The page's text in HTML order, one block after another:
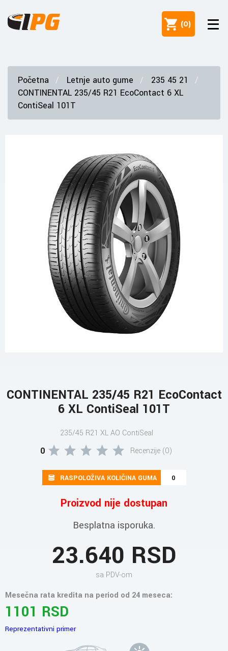
(0)
Početna Letnje auto gume
235 45 21
CONTINENTAL 235/45 R21 EcoContact 6 XL
ContiSeal 101T
CONTINENTAL 235/45 R21 EcoContact
6 XL ContiSeal 101T
235/45 R21 XL AO ContiSeal
0 Recenzije (0)
RASPOLOŽIVA KOLIČINA GUMA 0
Proizvod nije dostupan
Besplatna isporuka.
23.640 RSD
sa PDV-om
Mesečna rata kredita na period od 24 meseca:
1101 RSD
Reprezentativni primer